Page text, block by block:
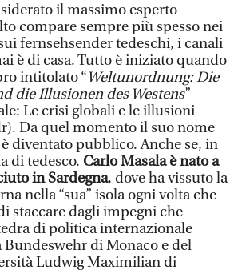
il massimo esperto
compare sempre più spesso nei
fernsehsender tedeschi, i canali
è di casa. Tutto è iniziato quando
intitolato “Weltunordnung: Die
die Illusionen des Westens”
Le crisi globali e le illusioni
Da quel momento il suo nome
diventato pubblico. Anche se, in
di tedesco. Carlo Masala è nato a
in Sardegna, dove ha vissuto la
nella “sua” isola ogni volta che
staccare dagli impegni che
di politica internazionale
Bundeswehr di Monaco e del
Ludwig Maximilian di